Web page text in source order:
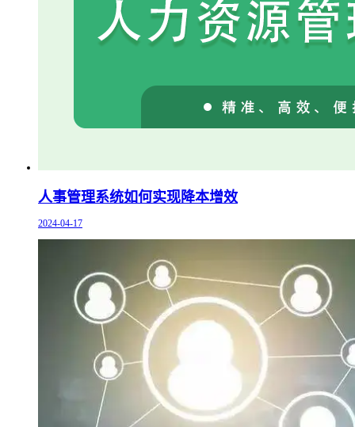
人事管理系统如何实现降本增效
2024-04-17